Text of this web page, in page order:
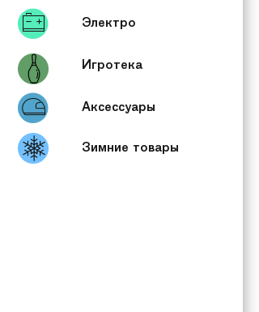
Электро
Игротека
Аксессуары
Зимние товары